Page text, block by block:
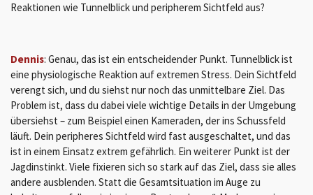
Reaktionen wie Tunnelblick und peripherem Sichtfeld aus?
Dennis: Genau, das ist ein entscheidender Punkt. Tunnelblick ist
eine physiologische Reaktion auf extremen Stress. Dein Sichtfeld
verengt sich, und du siehst nur noch das unmittelbare Ziel. Das
Problem ist, dass du dabei viele wichtige Details in der Umgebung
übersiehst – zum Beispiel einen Kameraden, der ins Schussfeld
läuft. Dein peripheres Sichtfeld wird fast ausgeschaltet, und das
ist in einem Einsatz extrem gefährlich. Ein weiterer Punkt ist der
Jagdinstinkt. Viele fixieren sich so stark auf das Ziel, dass sie alles
andere ausblenden. Statt die Gesamtsituation im Auge zu